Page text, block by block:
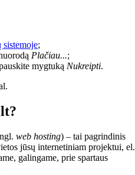
sistemoje;
Plačiau...;
mygtuką Nukreipti.
web hosting) – tai pagrindinis
jūsų internetiniam projektui, el.
galingame, prie spartaus